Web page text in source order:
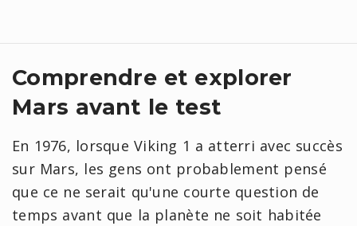
Comprendre et explorer
Mars avant le test
En 1976, lorsque Viking 1 a atterri avec succès
sur Mars, les gens ont probablement pensé
que ce ne serait qu'une courte question de
temps avant que la planète ne soit habitée